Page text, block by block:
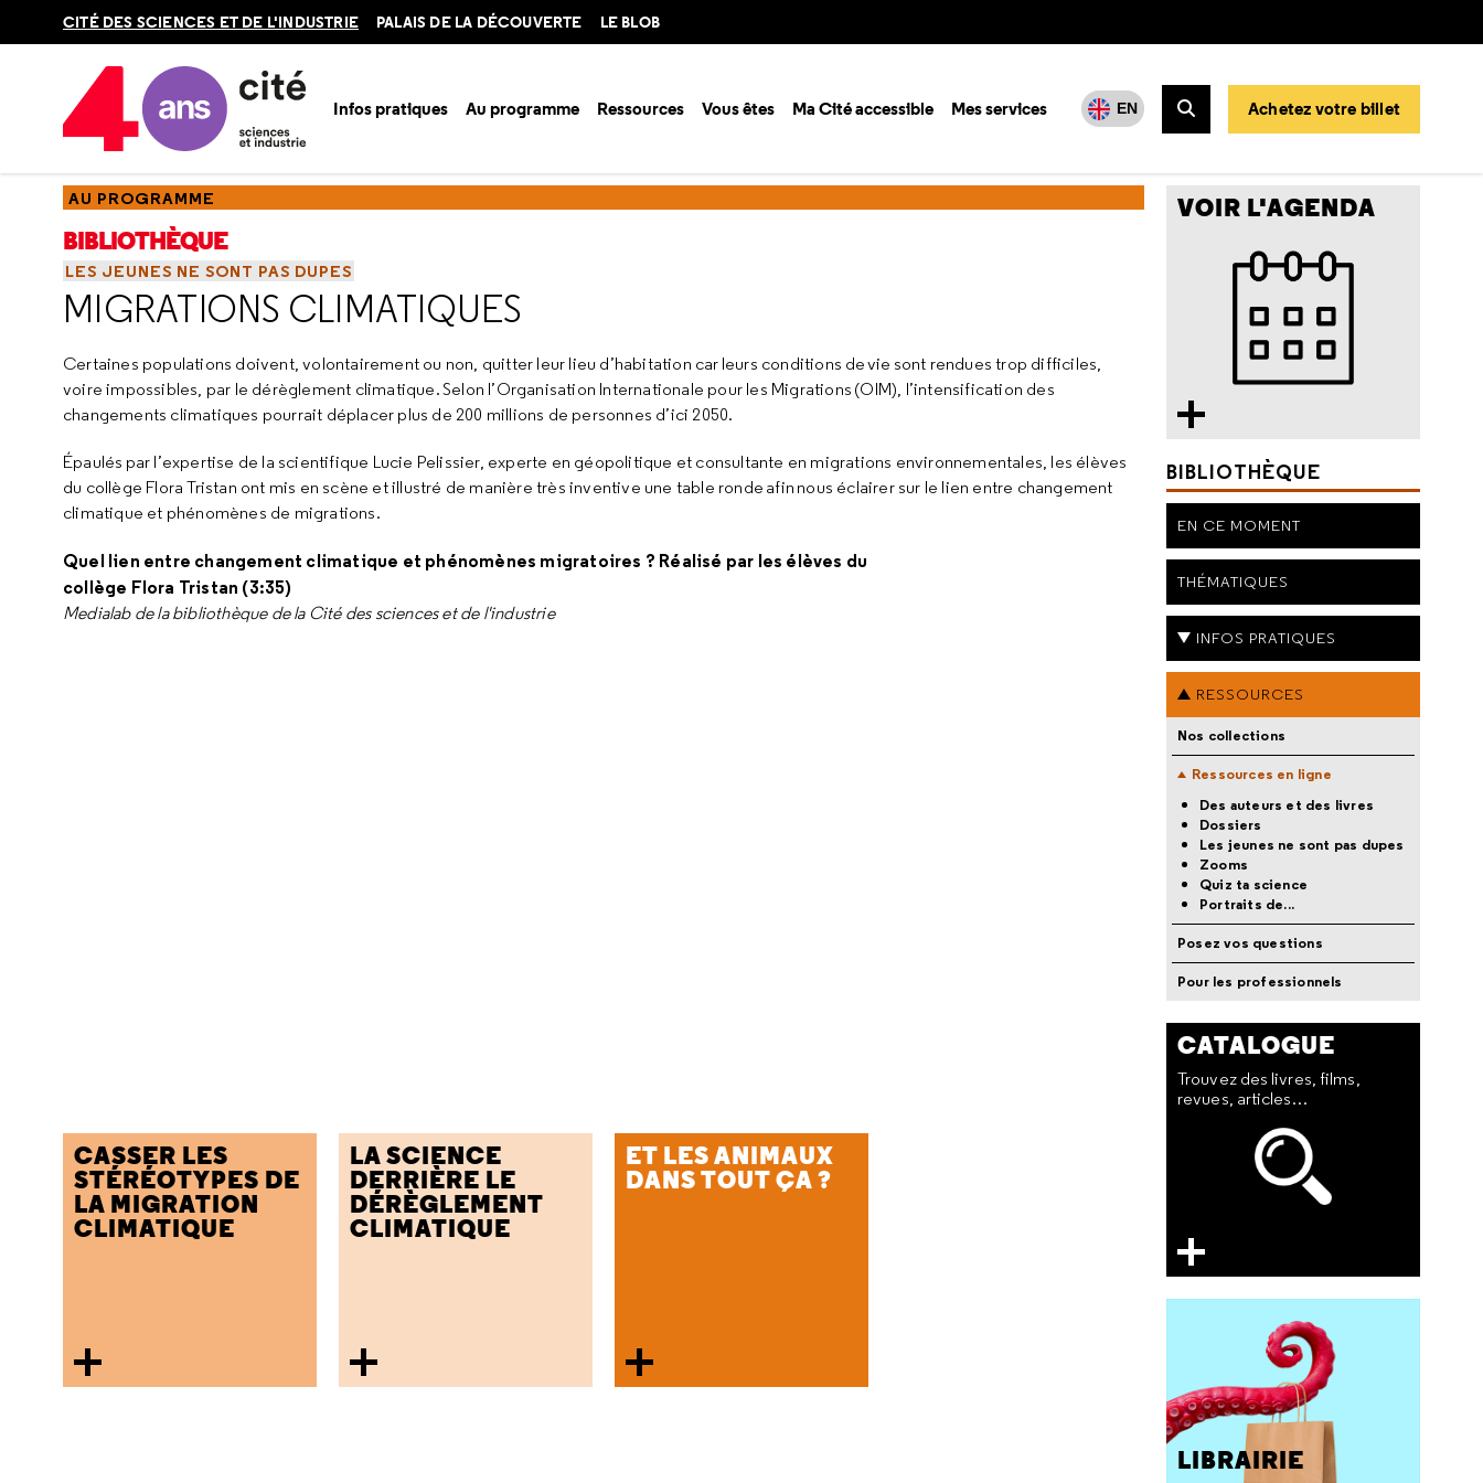
CITÉ DES SCIENCES ET DE L'INDUSTRIE PALAIS DE LA DÉCOUVERTE LE BLOB
Infos pratiques Au programme Ressources Vous êtes Ma Cité accessible Mes services EN
Rechercher
Achetez votre billet
Accueil Au programme
AU PROGRAMME
BIBLIOTHÈQUE
LES JEUNES NE SONT PAS DUPES
MIGRATIONS CLIMATIQUES
Certaines populations doivent, volontairement ou non, quitter leur lieu d’habitation car leurs conditions de vie sont rendues trop difficiles,
voire impossibles, par le dérèglement climatique. Selon l’Organisation Internationale pour les Migrations (OIM), l’intensification des
changements climatiques pourrait déplacer plus de 200 millions de personnes d’ici 2050.
Épaulés par l’expertise de la scientifique Lucie Pelissier, experte en géopolitique et consultante en migrations environnementales, les élèves
du collège Flora Tristan ont mis en scène et illustré de manière très inventive une table ronde afin nous éclairer sur le lien entre changement
climatique et phénomènes de migrations.
Quel lien entre changement climatique et phénomènes migratoires ? Réalisé par les élèves du
collège Flora Tristan (3:35)
Medialab de la bibliothèque de la Cité des sciences et de l'industrie
CASSER LES
STÉRÉOTYPES DE
LA MIGRATION
CLIMATIQUE
LA SCIENCE
DERRIÈRE LE
DÉRÈGLEMENT
CLIMATIQUE
ET LES ANIMAUX
DANS TOUT ÇA ?
VOIR L'AGENDA
BIBLIOTHÈQUE
EN CE MOMENT
THÉMATIQUES
INFOS PRATIQUES
RESSOURCES
Nos collections
Ressources en ligne
Des auteurs et des livres
Dossiers
Les jeunes ne sont pas dupes
Zooms
Quiz ta science
Portraits de...
Posez vos questions
Pour les professionnels
CATALOGUE
Trouvez des livres, films,
revues, articles…
LIBRAIRIE